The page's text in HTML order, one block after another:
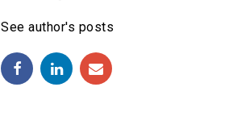
See author's posts